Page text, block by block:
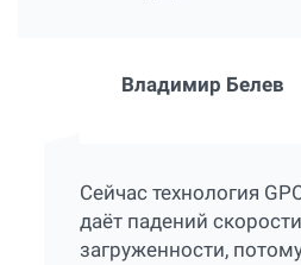
Владимир Белев
Сейчас технология
даёт падений
загруженности,